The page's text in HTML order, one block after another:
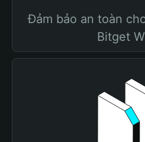
Đảm bảo an toàn
Bitget